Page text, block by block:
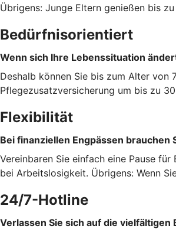
Übrigens: Junge Eltern genießen bis
Bedürfnisorientiert
Wenn sich Ihre Lebenssituation
Deshalb können Sie bis zum Alter von
Pflegezusatzversicherung um bis zu
Flexibilität
Bei finanziellen Engpässen
Vereinbaren Sie einfach eine Pause
bei Arbeitslosigkeit. Übrigens: Wenn
24/7-Hotline
Verlassen Sie sich auf die